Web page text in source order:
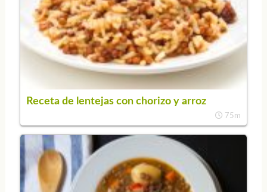
Receta de lentejas con chorizo y arroz
75m